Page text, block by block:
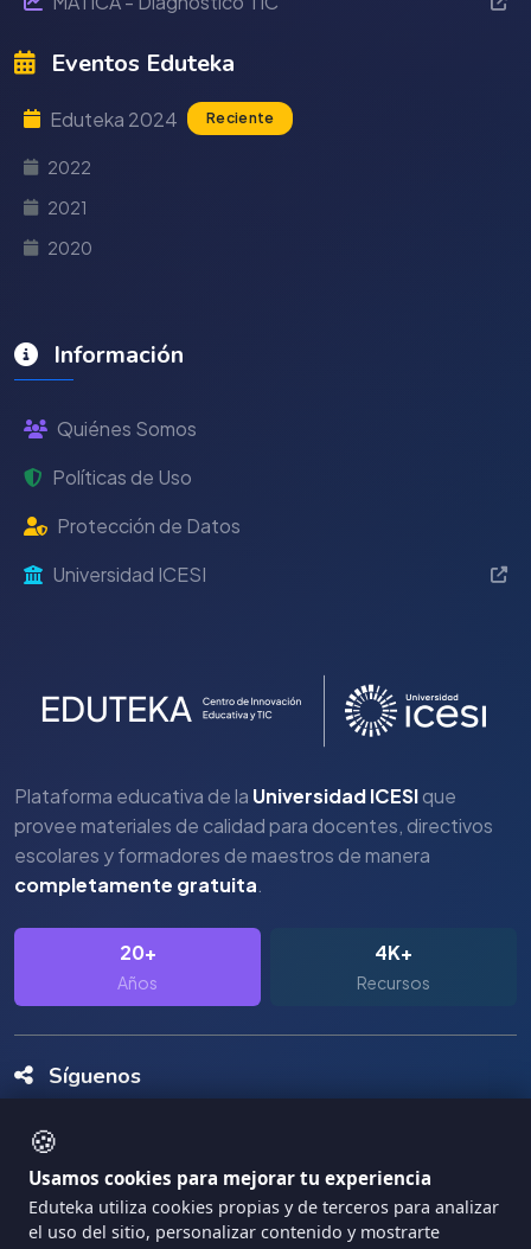
🍪
Usamos cookies para mejorar tu experiencia
Eduteka utiliza cookies propias y de terceros para analizar
el uso del sitio, personalizar contenido y mostrarte
Eventos Eduteka
Eduteka 2024 Reciente
2022
2021
2020
Información
Quiénes Somos
Políticas de Uso
Protección de Datos
Universidad ICESI
Plataforma educativa de la Universidad ICESIque
provee materiales de calidad para docentes, directivos
escolares y formadores de maestros de manera
completamente gratuita.
20+
Años
4K+
Recursos
Síguenos